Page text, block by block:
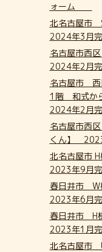
ォーム
北名古屋市
2024年3月
名古屋市西
2024年2月
名古屋市
1階 和式か
2024年2月
名古屋市西
くん】
北名古屋市
2023年9月
春日井市
2023年6月
春日井市 H
2023年1月
北名古屋市